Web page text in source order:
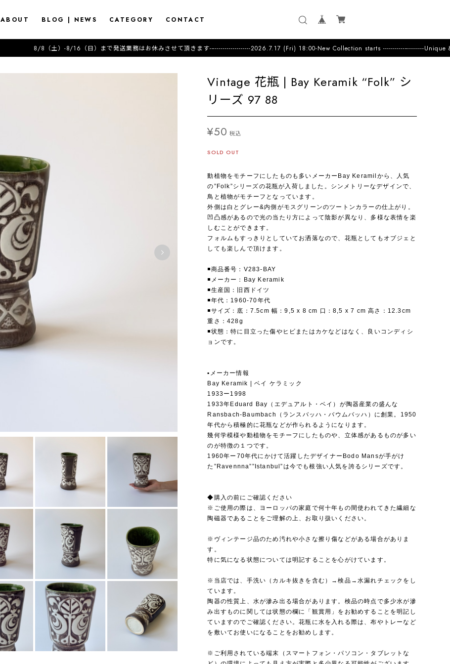
ABOUT BLOG | NEWS CATEGORY CONTACT
8/8（土）-8/16（日）まで発送業務はお休みさせて頂きます---------------------2026.7.17 (Fri) 18:00-New Collection starts ---------------------Unique &
Vintage 花瓶 | Bay Keramik “Folk” シ
リーズ 97 88
¥50 税込
SOLD OUT
動植物をモチーフにしたものも多いメーカーBay Keramilから、人気
の”Folk”シリーズの花瓶が入荷しました。シンメトリーなデザインで、
鳥と植物がモチーフとなっています。
外側は白とグレー&内側がモスグリーンのツートンカラーの仕上がり。
凹凸感があるので光の当たり方によって陰影が異なり、多様な表情を楽
しむことができます。
フォルムもすっきりとしていてお洒落なので、花瓶としてもオブジェと
しても楽しんで頂けます。
◾️商品番号：V283-BAY
◾️メーカー：Bay Keramik
◾️生産国：旧西ドイツ
◾️年代：1960-70年代
◾️サイズ：底：7.5cm 幅：9,5 x 8 cm 口：8,5 x 7 cm 高さ：12.3cm
重さ：428g
◾️状態：特に目立った傷やヒビまたはカケなどはなく、良いコンディシ
ョンです。
▪️メーカー情報
Bay Keramik | ベイ ケラミック
1933ー1998
1933年Eduard Bay（エデュアルト・ベイ）が陶器産業の盛んな
Ransbach-Baumbach（ランスバッハ・バウムバッハ）に創業。1950
年代から積極的に花瓶などが作られるようになります。
幾何学模様や動植物をモチーフにしたものや、立体感があるものが多い
のが特徴の１つです。
1960年ー70年代にかけて活躍したデザイナーBodo Mansが手がけ
た”Ravennna””Istanbul”は今でも根強い人気を誇るシリーズです。
◆購入の前にご確認ください
※ご使用の際は、ヨーロッパの家庭で何十年もの間使われてきた繊細な
陶磁器であることをご理解の上、お取り扱いください。
※ヴィンテージ品のため汚れや小さな擦り傷などがある場合がありま
す。
特に気になる状態については明記することを心がけています。
※当店では、手洗い（カルキ抜きを含む）→検品→水漏れチェックをし
ています。
陶器の性質上、水が滲み出る場合があります。検品の時点で多少水が滲
み出すものに関しては状態の欄に「観賞用」をお勧めすることを明記し
ていますのでご確認ください。花瓶に水を入れる際は、布やトレーなど
を敷いてお使いになることをお勧めします。
※ご利用されている端末（スマートフォン・パソコン・タブレットな